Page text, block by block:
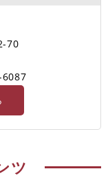
70
6087
ツ